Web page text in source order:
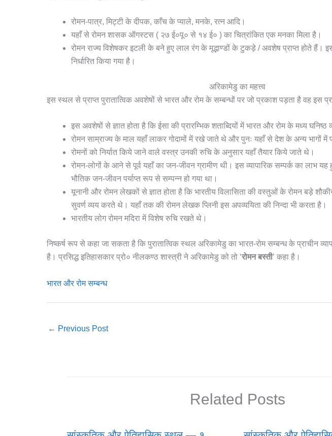
रोमन-पात्र, मिट्टी के दीपक, काँच के प्याले, मनके, रत्न आदि।
यहाँ से रोमन शासक ऑगस्टस ( २७ ई०पू० से १४ ई० ) का चित्रांकित एक मनका मिला है।
रोमन राज्य विशेषकर इटली के बने हुए लाल रंग के मृद्भाण्डों के टुकड़े / अवशेष प्राप्त होते हैं।
निर्धारित किया गया है।
अरिकामेडु का महत्त्व
इस स्थल से प्राप्त पुरातात्विक अवशेषों से भारत और रोम के सम्बन्धों पर जो प्रकाश पड़ता है वह इस
इस अवशेषों से ज्ञात होता है कि ईसा की प्रारम्भिक शताब्दियों में भारत और रोम के मध्य घनिष्ठ
रोमन साम्राज्य के माल यहाँ लाकर गोदामों में रखे जाते थे और पुनः यहाँ से देश के अन्य भागों में
रोमनों को निर्यात किये जाने वाले वस्त्र उनकी रुचि के अनुसार यहाँ तैयार किये जाते थे।
रोमन-लोगों के आने से पूर्व यहाँ का जन-जीवन ग्रामीण थी। इस व्यापारिक सम्पर्क का लाभ
भौतिक जन-जीवन पर्याप्त रूप से सम्पन्न हो गया था।
यूनानी और रोमन लेखकों से ज्ञात होता है कि भारतीय विलासिता की वस्तुओं के रोमन बड़े
सुवर्ण व्यय करते थे। यहाँ तक की रोमन लेखक प्लिनी इस अपव्ययिता की निन्दा भी करता है।
भारतीय लोग रोमन मदिरा में विशेष रुचि रखते थे।
निष्कर्ष रूप से कहा जा सकता है कि पुरातात्विक स्थल अरिकामेडु का भारत-रोम सम्बन्ध के प्राचीन
है। प्रसिद्ध इतिहासकार प्रो० नीलकण्ठ शास्त्री ने अरिकामेडु को तो ‘रोमन बस्ती’ कहा है।
भारत और रोम सम्बन्ध
← Previous Post
Related Posts